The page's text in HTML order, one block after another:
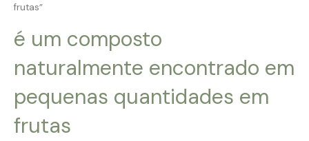
frutas”
é um composto
naturalmente encontrado em
pequenas quantidades em
frutas